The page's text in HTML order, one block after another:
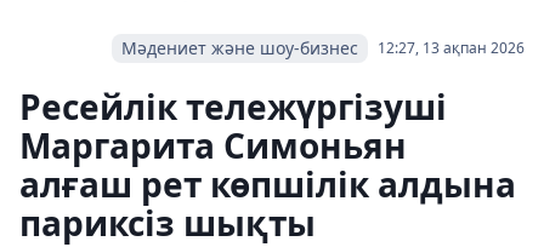
12:27, 13 ақпан 2026
Мәдениет және шоу-бизнес
Ресейлік тележүргізуші
Маргарита Симоньян
алғаш рет көпшілік алдына
париксіз шықты